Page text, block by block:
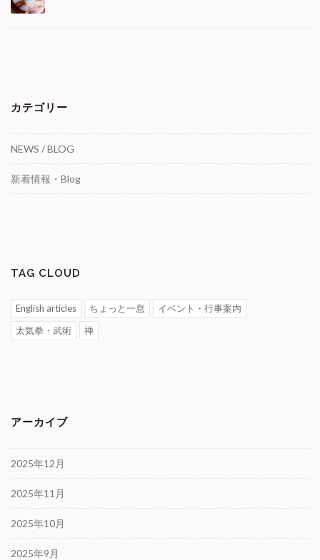
カテゴリー
NEWS / BLOG
新着情報・Blog
TAG CLOUD
English articles ちょっと一息
イベント・行事案内
太気拳・武術
禅
アーカイブ
2025年12月
2025年11月
2025年10月
2025年9月